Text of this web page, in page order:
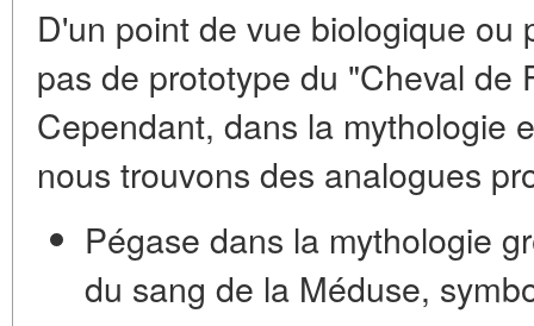
D'un point de vue biologique ou
pas de prototype du "Cheval de
Cependant, dans la mythologie
nous trouvons des analogues
Pégase dans la mythologie
du sang de la Méduse,